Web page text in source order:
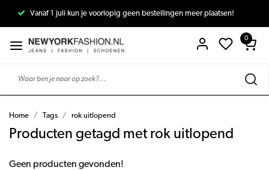
Vanaf 1 juli kun je voorlopig geen bestellingen meer plaatsen!
0
Home Tags rok uitlopend
Producten getagd met rok uitlopend
Geen producten gevonden!